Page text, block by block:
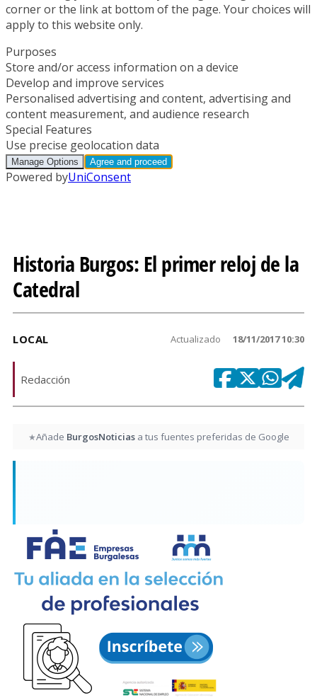
Historia Burgos: El primer reloj de la
Catedral
LOCAL Actualizado 18/11/2017 10:30
Redacción
★Añade BurgosNoticiasa tus fuentes preferidas de Google